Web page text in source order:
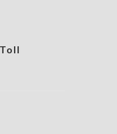
Toll